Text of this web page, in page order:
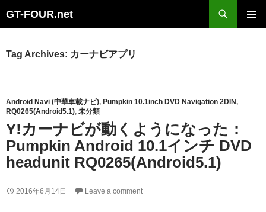
GT-FOUR.net
content
Tag Archives: カーナビアプリ
Android Navi (中華車載ナビ), Pumpkin 10.1inch DVD Navigation 2DIN ,
RQ0265(Android5.1), 未分類
Y!カーナビが動くようになった：
Pumpkin Android 10.1インチ DVD
headunit RQ0265(Android5.1)
2016年6月14日 Leave a comment